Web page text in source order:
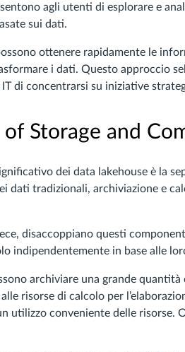
agli utenti di esplorare e
sui dati.
ottenere rapidamente le
i dati. Questo approccio
di concentrarsi su iniziative
of Storage and
dei data lakehouse è la
dati tradizionali, archiviazione e
disaccoppiano questi
indipendentemente in base alle
archiviare una grande
risorse di calcolo per
utilizzo conveniente delle risorse.